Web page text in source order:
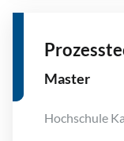
Master
Hochschule